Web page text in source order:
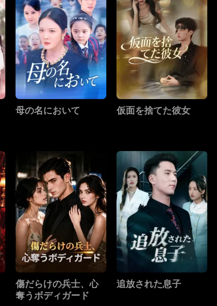
母の名において 仮面を捨てた彼女
傷だらけの兵士、心
奪うボディガード
追放された息子